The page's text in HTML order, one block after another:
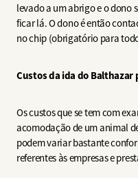
levado a um abrigo e o dono
ficar lá. O dono é então
no chip (obrigatório para
Custos da ida do Balthazar
Os custos que se tem com
acomodação de um animal
podem variar bastante
referentes às empresas e